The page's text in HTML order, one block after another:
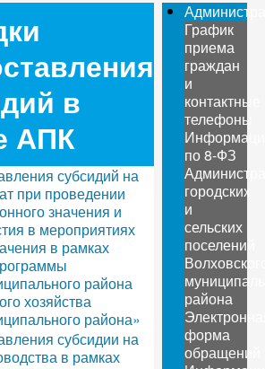
в
АПК
субсидий на
при проведении
значения и
в мероприятиях
в рамках
района
хозяйства
района»
субсидии на
в рамках
График
приема
граждан
и
контактные
телефоны
по 8-ФЗ
городских
и
сельских
поселений
района
форма
обращений